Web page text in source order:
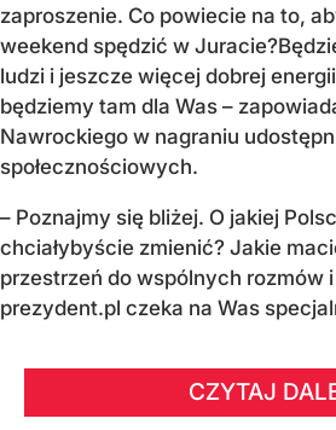
zaproszenie. Co powiecie na to,
weekend spędzić w Juracie?
ludzi i jeszcze więcej dobrej
będziemy tam dla Was –
Nawrockiego w nagraniu
społecznościowych.
– Poznajmy się bliżej. O jakiej
chciałybyście zmienić? Jakie
przestrzeń do wspólnych rozmów
prezydent.pl czeka na Was
CZYTAJ